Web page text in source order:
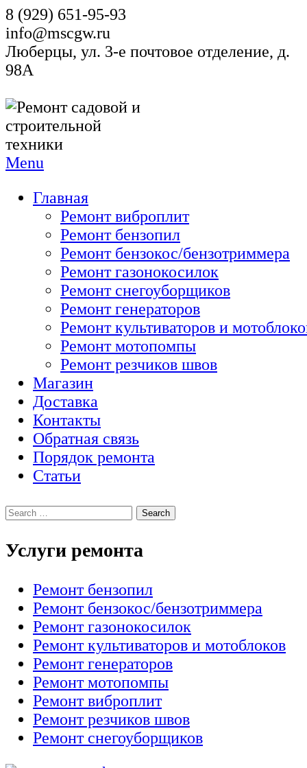
8 (929) 651-95-93
info@mscgw.ru
Люберцы, ул. 3-е почтовое отделение, д.
98А
Menu
Главная
Ремонт виброплит
Ремонт бензопил
Ремонт бензокос/бензотриммера
Ремонт газонокосилок
Ремонт снегоуборщиков
Ремонт генераторов
Ремонт культиваторов и
Ремонт мотопомпы
Ремонт резчиков швов
Магазин
Доставка
Контакты
Обратная связь
Порядок ремонта
Статьи
Услуги ремонта
Ремонт бензопил
Ремонт бензокос/бензотриммера
Ремонт газонокосилок
Ремонт культиваторов и мотоблоков
Ремонт генераторов
Ремонт мотопомпы
Ремонт виброплит
Ремонт резчиков швов
Ремонт снегоуборщиков